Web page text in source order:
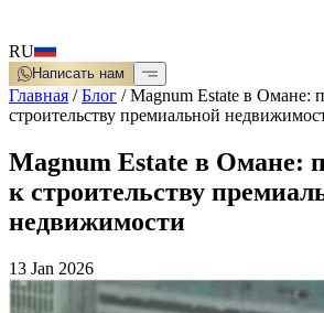
RU
Написать нам
Главная /Блог /Magnum Estate в Омане:
строительству премиальной
Magnum Estate в Омане:
к строительству
недвижимости
13 Jan 2026